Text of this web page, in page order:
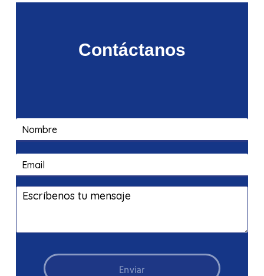
Contáctanos
Enviar